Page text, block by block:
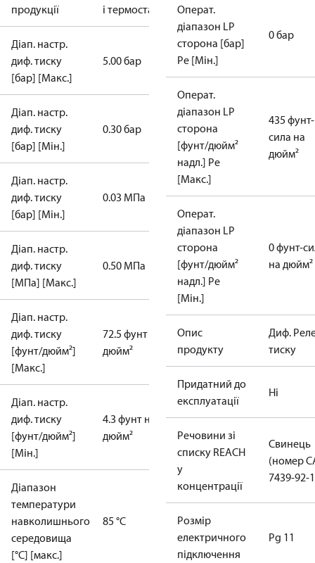
продукції
і термостати
Діап. настр.
диф. тиску
[бар] [Макс.]
5.00 бар
Діап. настр.
диф. тиску
[бар] [Мін.]
0.30 бар
Діап. настр.
диф. тиску
[бар] [Мін.]
0.03 МПа
Діап. настр.
диф. тиску
[МПа] [Макс.]
0.50 МПа
Діап. настр.
диф. тиску
[фунт/дюйм²]
[Макс.]
72.5 фунт на
дюйм²
Діап. настр.
диф. тиску
[фунт/дюйм²]
[Мін.]
4.3 фунт на
дюйм²
Діапазон
температури
навколишнього
середовища
[°C] [макс.]
85 °C
Операт.
діапазон LP
сторона [бар]
Pe [Мін.]
0 бар
Операт.
діапазон LP
сторона
[фунт/дюйм²
надл.] Pe
[Макс.]
435 фунт-
сила на
дюйм²
Операт.
діапазон LP
сторона
[фунт/дюйм²
надл.] Pe
[Мін.]
0 фунт-
на дюйм²
Опис
продукту
Диф.
тиску
Придатний до
експлуатації
Ні
Речовини зі
списку REACH
у
концентрації
Свинець
(номер
7439-92-
Розмір
електричного
підключення
Pg 11